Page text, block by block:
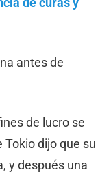
antes de
de lucro se
dijo que su
y después una